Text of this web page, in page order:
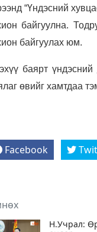
“Үндэсний
байгуулна.
байгуулах юм.
баярт
өвийг хамтдаа
Facebook
Н.Учрал: